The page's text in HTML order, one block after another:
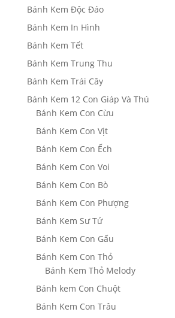
Bánh Kem Độc Đáo
Bánh Kem In Hình
Bánh Kem Tết
Bánh Kem Trung Thu
Bánh Kem Trái Cây
Bánh Kem 12 Con Giáp Và Thú
Bánh Kem Con Cừu
Bánh Kem Con Vịt
Bánh Kem Con Ếch
Bánh Kem Con Voi
Bánh Kem Con Bò
Bánh Kem Con Phượng
Bánh Kem Sư Tử
Bánh Kem Con Gấu
Bánh Kem Con Thỏ
Bánh Kem Thỏ Melody
Bánh kem Con Chuột
Bánh Kem Con Trâu